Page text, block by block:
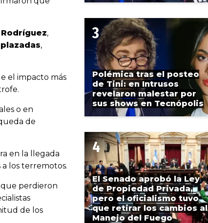
,
,
el impacto más
o en
de
en la llegada
los terremotos.
que perdieron
de los
Polémica tras el posteo
de Tini: en Intrusos
revelaron malestar por
sus shows en Tecnópolis
El Senado aprobó la Ley
de Propiedad Privada,
pero el oficialismo tuvo
que retirar los cambios al
Manejo del Fuego